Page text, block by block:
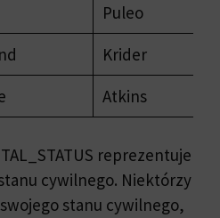
Puleo
Krider
Atkins
reprezentuje
cywilnego. Niektórzy
stanu cywilnego,